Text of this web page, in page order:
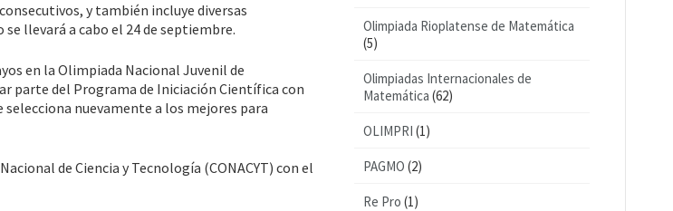
y también incluye diversas
llevará a cabo el 24 de septiembre.
en la Olimpiada Nacional Juvenil de
parte del Programa de Iniciación Científica con
nuevamente a los mejores para
de Ciencia y Tecnología (CONACYT) con el
Olimpiada Rioplatense de Matemática
(5)
Olimpiadas Internacionales de
Matemática (62)
OLIMPRI (1)
PAGMO (2)
Re Pro (1)